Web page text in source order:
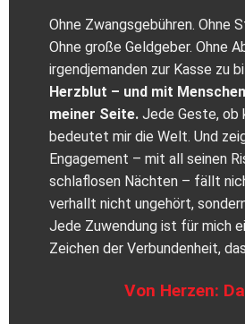
Ohne Zwangsgebühren. Ohne
Ohne große Geldgeber. Ohne
irgendjemanden zur Kasse zu
Herzblut – und mit
meiner Seite. Jede Geste, ob
bedeutet mir die Welt. Und
Engagement – mit all seinen
schlaflosen Nächten – fällt
verhallt nicht ungehört,
Jede Zuwendung ist für mich
Zeichen der Verbundenheit,
Von Herzen: